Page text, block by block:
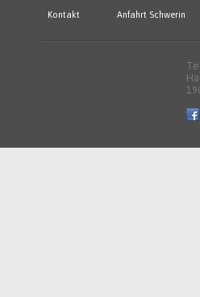
Kontakt Anfahrt Schwerin